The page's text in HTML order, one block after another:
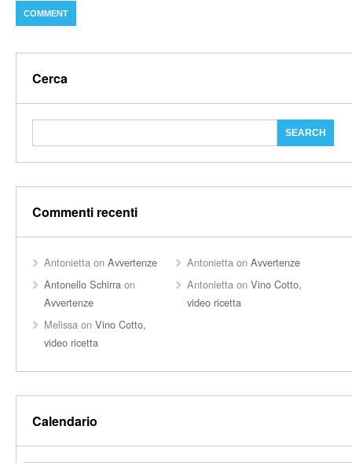
Cerca
Commenti recenti
Antonietta on Avvertenze Antonietta onAvvertenze
Antonello Schirra on
Avvertenze
Antonietta onVino Cotto,
video ricetta
Melissa on Vino Cotto,
video ricetta
Calendario